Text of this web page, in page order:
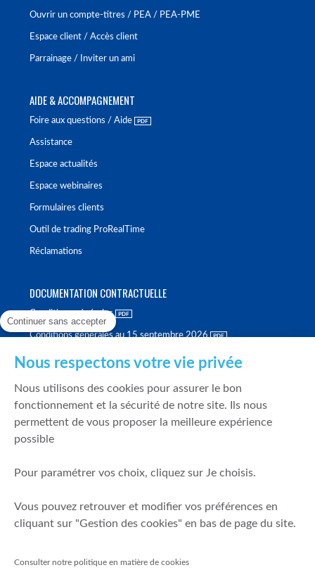
Ouvrir un compte-titres / PEA / PEA-PME
Espace client / Accès client
Parrainage / Inviter un ami
AIDE & ACCOMPAGNEMENT
Foire aux questions / Aide
Assistance
Espace actualités
Espace webinaires
Formulaires clients
Outil de trading ProRealTime
Réclamations
DOCUMENTATION CONTRACTUELLE
Conditions générales
Conditions générales au 15 septembre 2026
Politique de meilleure sélection
Politique de durabilité
Fonds de garantie des dépôts et de résolution
Mentions légales
Prévention de la fraude
Continuer sans accepter
Nous respectons votre vie privée
Nous utilisons des cookies pour assurer le bon
fonctionnement et la sécurité de notre site. Ils nous
permettent de vous proposer la meilleure expérience
possible
Pour paramétrer vos choix, cliquez sur Je choisis.
Vous pouvez retrouver et modifier vos préférences en
cliquant sur "Gestion des cookies" en bas de page du site.
Consulter notre politique en matière de cookies